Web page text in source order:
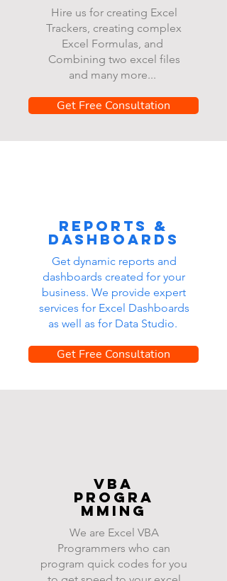
Hire us for creating Excel
Trackers, creating complex
Excel Formulas, and
Combining two excel files
and many more...
Get Free Consultation
Reports &
dashboards
Get dynamic reports and
dashboards created for your
business. We provide expert
services for Excel Dashboards
as well as for Data Studio.
Get Free Consultation
VBA
progra
mming
We are Excel VBA
Programmers who can
program quick codes for you